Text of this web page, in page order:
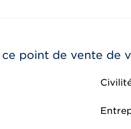
point de vente de